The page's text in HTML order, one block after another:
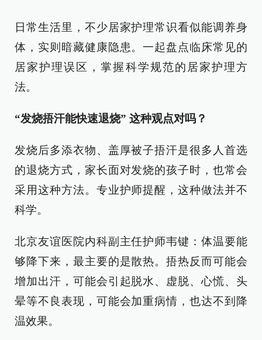
日常生活里，不少居家护理常识看似能调养身
体，实则暗藏健康隐患。一起盘点临床常见的
居家护理误区，掌握科学规范的居家护理方
法。
“发烧捂汗能快速退烧” 这种观点对吗？
发烧后多添衣物、盖厚被子捂汗是很多人首选
的退烧方式，家长面对发烧的孩子时，也常会
采用这种方法。专业护师提醒，这种做法并不
科学。
北京友谊医院内科副主任护师韦键：体温要能
够降下来，最主要的是散热。捂热反而可能会
增加出汗，可能会引起脱水、虚脱、心慌、头
晕等不良表现，可能会加重病情，也达不到降
温效果。